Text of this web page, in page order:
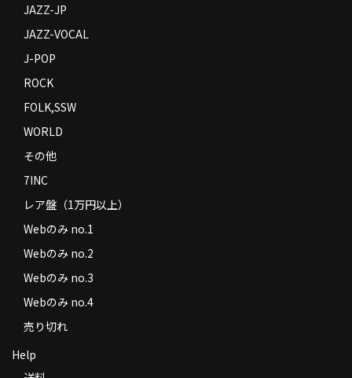
JAZZ-JP
JAZZ-VOCAL
J-POP
ROCK
FOLK,SSW
WORLD
その他
7INC
レア盤（1万円以上）
Webのみ no.1
Webのみ no.2
Webのみ no.3
Webのみ no.4
売り切れ
Help